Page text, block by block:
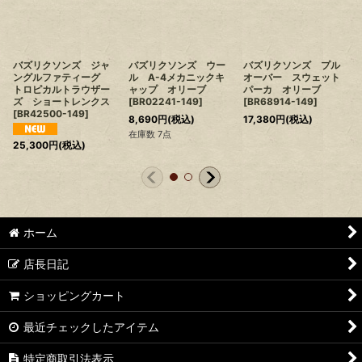
バズリクソンズ ジャ
ングルファティーグ
トロピカルトラウザー
ズ ショートレンクス
[BR42500-149]
25,300円(税込)
バズリクソンズ ウー
ル A-4メカニックキ
ャップ オリーブ
[BR02241-149]
8,690円(税込)
在庫数 7点
バズリクソンズ プル
オーバー スウェット
パーカ オリーブ
[BR68914-149]
17,380円(税込)
ホーム
店長日記
ショッピングカート
最近チェックしたアイテム
特定商取引法表示